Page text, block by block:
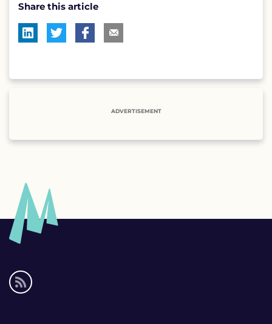
Share this article
ADVERTISEMENT
Social
media